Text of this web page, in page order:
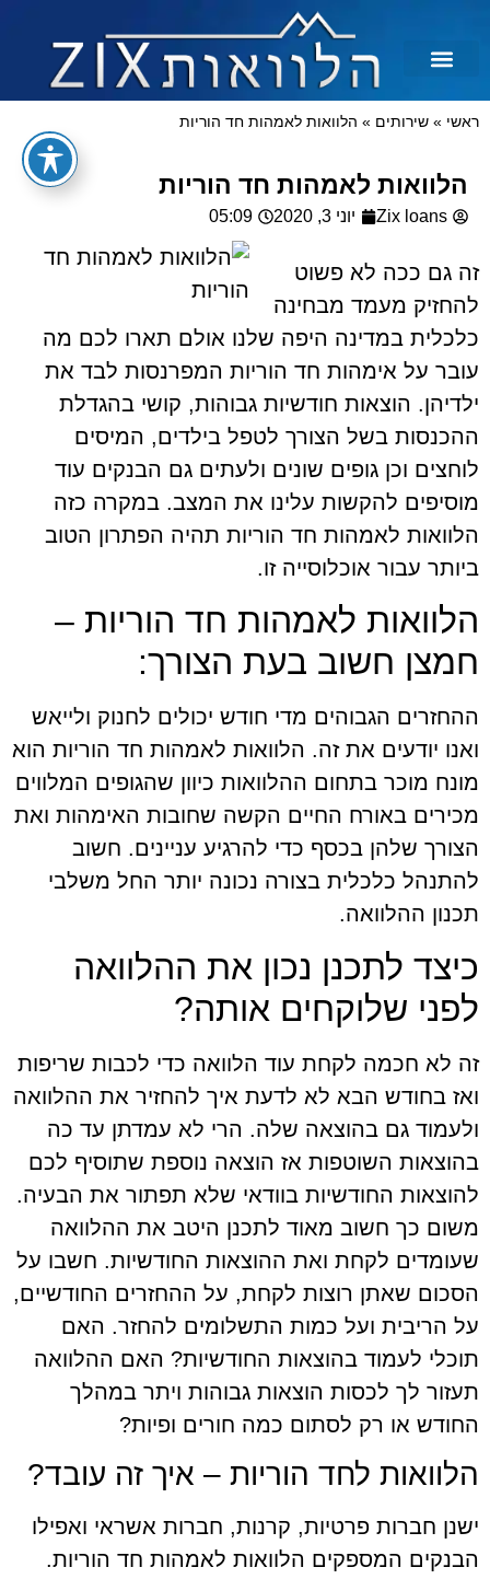
ראשי » שירותים » הלוואות לאמהות חד הוריות
הלוואות לאמהות חד הוריות
Zix loans יוני 3, 2020 05:09
זה גם ככה לא פשוט
להחזיק מעמד מבחינה
כלכלית במדינה היפה שלנו אולם תארו לכם מה
עובר על אימהות חד הוריות המפרנסות לבד את
ילדיהן. הוצאות חודשיות גבוהות, קושי בהגדלת
ההכנסות בשל הצורך לטפל בילדים, המיסים
לוחצים וכן גופים שונים ולעתים גם הבנקים עוד
מוסיפים להקשות עלינו את המצב. במקרה כזה
הלוואות לאמהות חד הוריות תהיה הפתרון הטוב
ביותר עבור אוכלוסייה זו.
הלוואות לאמהות חד הוריות –
חמצן חשוב בעת הצורך:
ההחזרים הגבוהים מדי חודש יכולים לחנוק ולייאש
ואנו יודעים את זה. הלוואות לאמהות חד הוריות הוא
מונח מוכר בתחום ההלוואות כיוון שהגופים המלווים
מכירים באורח החיים הקשה שחובות האימהות ואת
הצורך שלהן בכסף כדי להרגיע עניינים. חשוב
להתנהל כלכלית בצורה נכונה יותר החל משלבי
תכנון ההלוואה.
כיצד לתכנן נכון את ההלוואה
לפני שלוקחים אותה?
זה לא חכמה לקחת עוד הלוואה כדי לכבות שריפות
ואז בחודש הבא לא לדעת איך להחזיר את ההלוואה
ולעמוד גם בהוצאה שלה. הרי לא עמדתן עד כה
בהוצאות השוטפות אז הוצאה נוספת שתוסיף לכם
להוצאות החודשיות בוודאי שלא תפתור את הבעיה.
משום כך חשוב מאוד לתכנן היטב את ההלוואה
שעומדים לקחת ואת ההוצאות החודשיות. חשבו על
הסכום שאתן רוצות לקחת, על ההחזרים החודשיים,
על הריבית ועל כמות התשלומים להחזר. האם
תוכלי לעמוד בהוצאות החודשיות? האם ההלוואה
תעזור לך לכסות הוצאות גבוהות ויתר במהלך
החודש או רק לסתום כמה חורים ופיות?
הלוואות לחד הוריות – איך זה עובד?
ישנן חברות פרטיות, קרנות, חברות אשראי ואפילו
הבנקים המספקים הלוואות לאמהות חד הוריות.